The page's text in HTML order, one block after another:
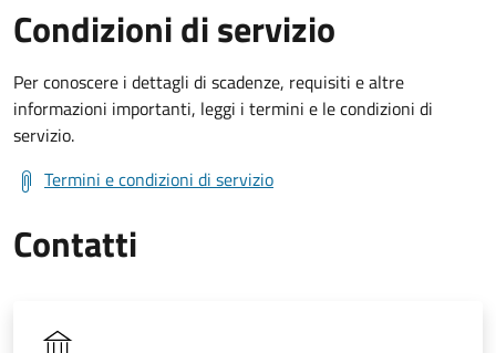
Condizioni di servizio
Per conoscere i dettagli di scadenze, requisiti e altre
informazioni importanti, leggi i termini e le condizioni di
servizio.
Termini e condizioni di servizio
Contatti